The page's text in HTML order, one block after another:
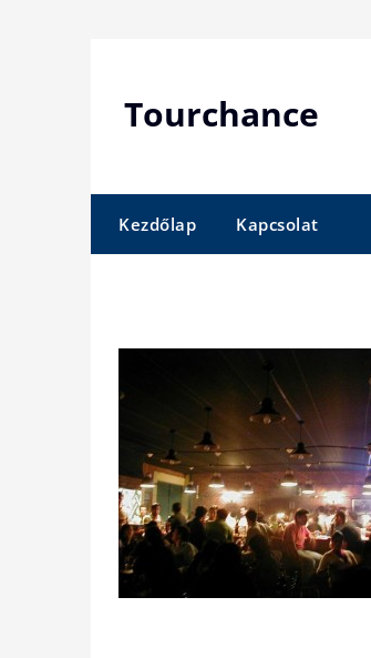
Tourchance
Kezdőlap Kapcsolat